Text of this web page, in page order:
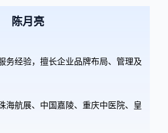
陈月亮
务经验，擅长企业品牌布局、管理及
海航展、中国嘉陵、重庆中医院、皇